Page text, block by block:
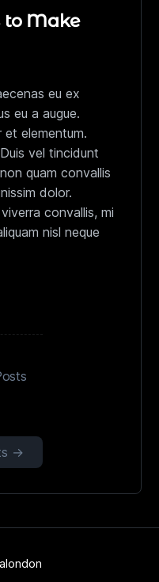
to Make
eu ex
eu a augue.
elementum.
vel tincidunt
quam convallis
dolor.
convallis, mi
nisl neque
→